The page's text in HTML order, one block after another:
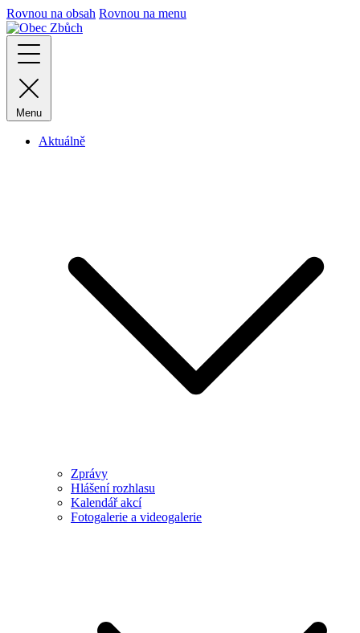
Rovnou na obsah Rovnou na menu
Menu
Aktuálně
Zprávy
Hlášení rozhlasu
Kalendář akcí
Fotogalerie a videogalerie